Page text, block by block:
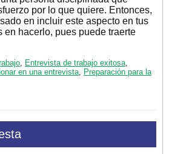
por lo que quiere. Entonces,
en incluir este aspecto en tus
en hacerlo, pues puede traerte
Entrevista de trabajo exitosa
en una entrevista
Preparación para la